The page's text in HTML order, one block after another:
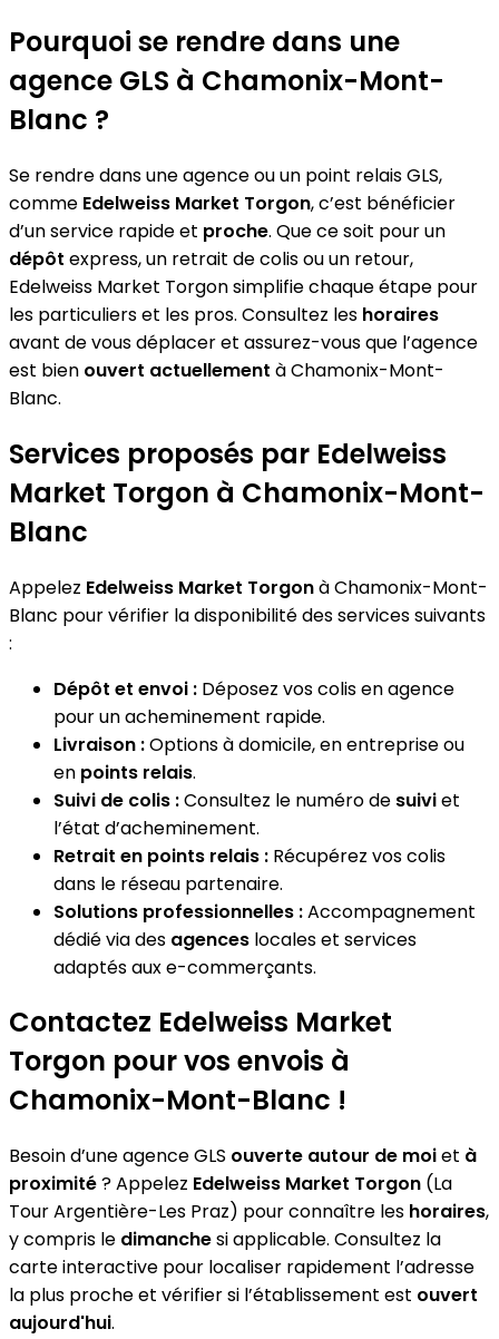
Pourquoi se rendre dans une
agence GLS à Chamonix-Mont-
Blanc ?
Se rendre dans une agence ou un point relais GLS,
comme Edelweiss Market Torgon, c’est bénéficier
d’un service rapide et proche. Que ce soit pour un
dépôt express, un retrait de colis ou un retour,
Edelweiss Market Torgon simplifie chaque étape pour
les particuliers et les pros. Consultez les horaires
avant de vous déplacer et assurez-vous que l’agence
est bien ouvert actuellement à Chamonix-Mont-
Blanc.
Services proposés par Edelweiss
Market Torgon à Chamonix-Mont-
Blanc
Appelez Edelweiss Market Torgonà Chamonix-Mont-
Blanc pour vérifier la disponibilité des services suivants
:
Dépôt et envoi : Déposez vos colis en agence
pour un acheminement rapide.
Livraison :Options à domicile, en entreprise ou
en points relais.
Suivi de colis :Consultez le numéro de suiviet
l’état d’acheminement.
Retrait en points relais : Récupérez vos colis
dans le réseau partenaire.
Solutions professionnelles :Accompagnement
dédié via des agences locales et services
adaptés aux e-commerçants.
Contactez Edelweiss Market
Torgon pour vos envois à
Chamonix-Mont-Blanc !
Besoin d’une agence GLS ouverte autour de moiet à
proximité? Appelez Edelweiss Market Torgon (La
Tour Argentière-Les Praz) pour connaître les horaires,
y compris le dimanchesi applicable. Consultez la
carte interactive pour localiser rapidement l’adresse
la plus proche et vérifier si l’établissement est ouvert
aujourd'hui.